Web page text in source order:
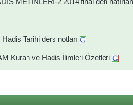
METİNLERİ-2 2014 final den
Tarihi ders notları
Kuran ve Hadis İlimleri Özetleri